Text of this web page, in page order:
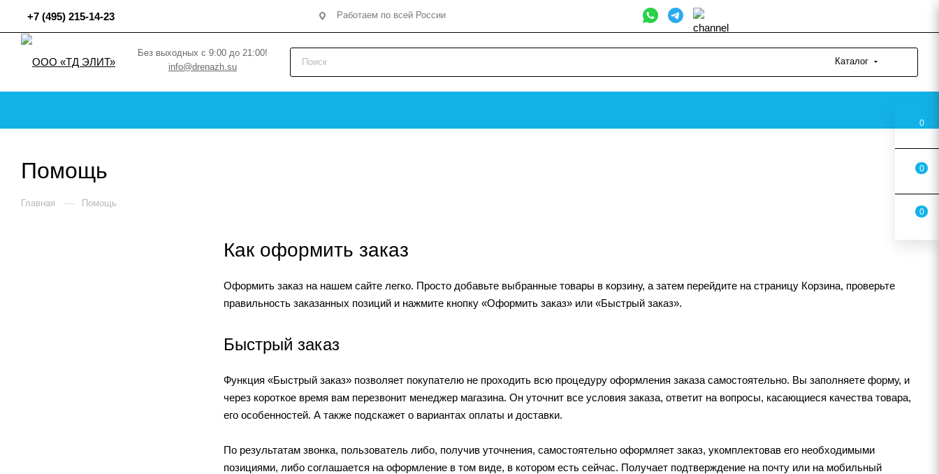
+7 (495) 215-14-23 Работаем по всей России
Без выходных с 9:00 до 21:00!
info@drenazh.su
Каталог
Помощь
Главная — Помощь
Как оформить заказ
Оформить заказ на нашем сайте легко. Просто добавьте выбранные товары в корзину, а затем перейдите на страницу Корзина, проверьте
правильность заказанных позиций и нажмите кнопку «Оформить заказ» или «Быстрый заказ».
Быстрый заказ
Функция «Быстрый заказ» позволяет покупателю не проходить всю процедуру оформления заказа самостоятельно. Вы заполняете форму, и
через короткое время вам перезвонит менеджер магазина. Он уточнит все условия заказа, ответит на вопросы, касающиеся качества товара,
его особенностей. А также подскажет о вариантах оплаты и доставки.
По результатам звонка, пользователь либо, получив уточнения, самостоятельно оформляет заказ, укомплектовав его необходимыми
позициями, либо соглашается на оформление в том виде, в котором есть сейчас. Получает подтверждение на почту или на мобильный
0
0
0